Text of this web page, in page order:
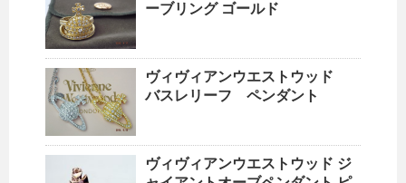
ーブリング ゴールド
ヴィヴィアンウエストウッド
バスレリーフ ペンダント
ヴィヴィアンウエストウッド ジ